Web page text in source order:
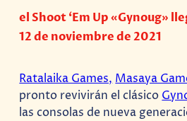
el Shoot ‘Em Up «Gynoug»
12 de noviembre de 2021
Ratalaika Games, Masaya
pronto revivirán el clásico
las consolas de nueva